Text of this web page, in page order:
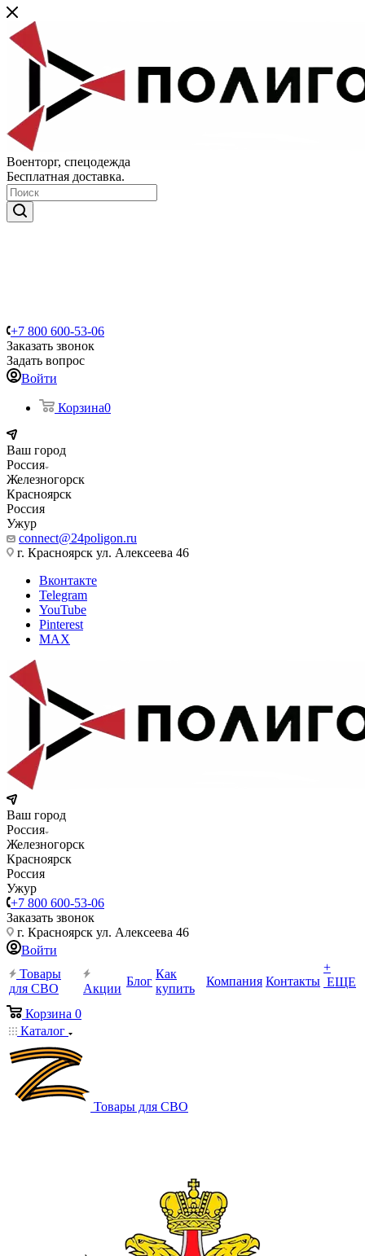
Военторг, спецодежда
Бесплатная доставка.
+7 800 600-53-06
Заказать звонок
Задать вопрос
Войти
Корзина0
Ваш город
Россия
Железногорск
Красноярск
Россия
Ужур
connect@24poligon.ru
г. Красноярск ул. Алексеева 46
Вконтакте
Telegram
YouTube
Pinterest
MAX
Ваш город
Россия
Железногорск
Красноярск
Россия
Ужур
+7 800 600-53-06
Заказать звонок
г. Красноярск ул. Алексеева 46
Войти
Товары
для СВО
Акции
Блог
Как
купить
Компания Контакты
+
ЕЩЕ
Корзина 0
Каталог
Товары для СВО